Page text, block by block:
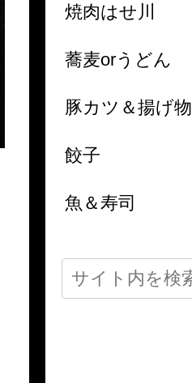
焼肉はせ川
蕎麦orうどん
豚カツ＆揚げ物
餃子
魚＆寿司